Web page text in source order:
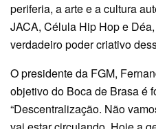
periferia, a arte e a cultura
JACA, Célula Hip Hop e
verdadeiro poder criativo
O presidente da FGM,
objetivo do Boca de Brasa é
“Descentralização. Não